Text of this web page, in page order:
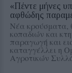
«Πέντε μήνες
αφθώδης
Νέα κρούσματα,
κοπαδιών και
παραγωγή και
καταγγέλλει η
Αγροτικών